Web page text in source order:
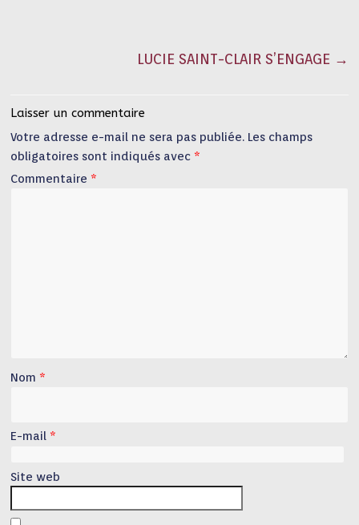
LUCIE SAINT-CLAIR S’ENGAGE →
Laisser un commentaire
Votre adresse e-mail ne sera pas publiée. Les champs
obligatoires sont indiqués avec *
Commentaire *
Nom *
E-mail *
Site web